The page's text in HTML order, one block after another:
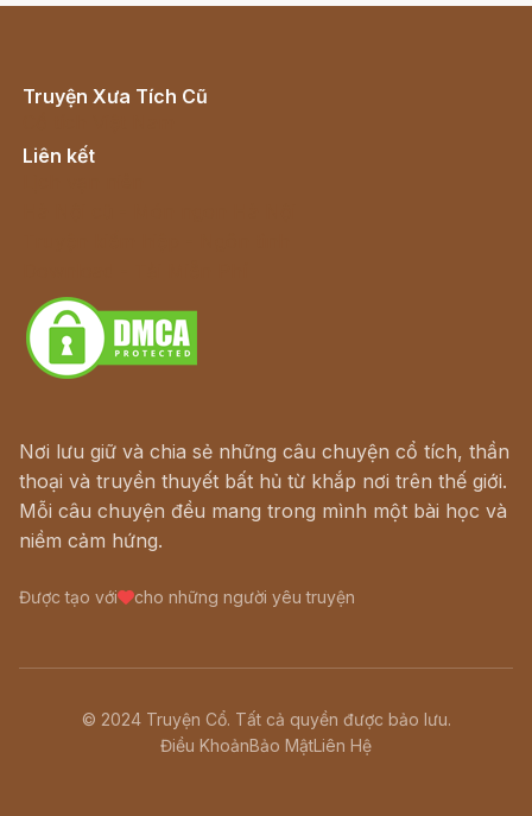
Truyện Xưa Tích Cũ
Liên kết
Nơi lưu giữ và chia sẻ những câu chuyện cổ tích, thần
thoại và truyền thuyết bất hủ từ khắp nơi trên thế giới.
Mỗi câu chuyện đều mang trong mình một bài học và
niềm cảm hứng.
Được tạo với cho những người yêu truyện
© 2024 Truyện Cổ. Tất cả quyền được bảo lưu.
Điều KhoảnBảo MậtLiên Hệ